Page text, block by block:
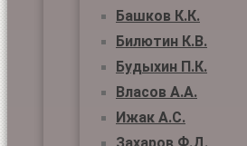
Башков К.К.
Билютин К.В.
Будыхин П.К.
Власов А.А.
Ижак А.С.